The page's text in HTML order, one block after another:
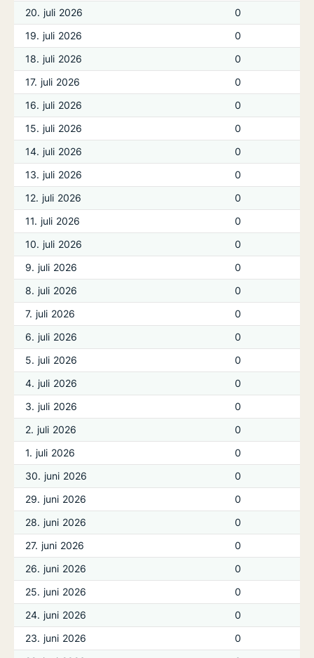
20. juli 2026
0
19. juli 2026
0
18. juli 2026
0
17. juli 2026
0
16. juli 2026
0
15. juli 2026
0
14. juli 2026
0
13. juli 2026
0
12. juli 2026
0
11. juli 2026
0
10. juli 2026
0
9. juli 2026
0
8. juli 2026
0
7. juli 2026
0
6. juli 2026
0
5. juli 2026
0
4. juli 2026
0
3. juli 2026
0
2. juli 2026
0
1. juli 2026
0
30. juni 2026
0
29. juni 2026
0
28. juni 2026
0
27. juni 2026
0
26. juni 2026
0
25. juni 2026
0
24. juni 2026
0
23. juni 2026
0